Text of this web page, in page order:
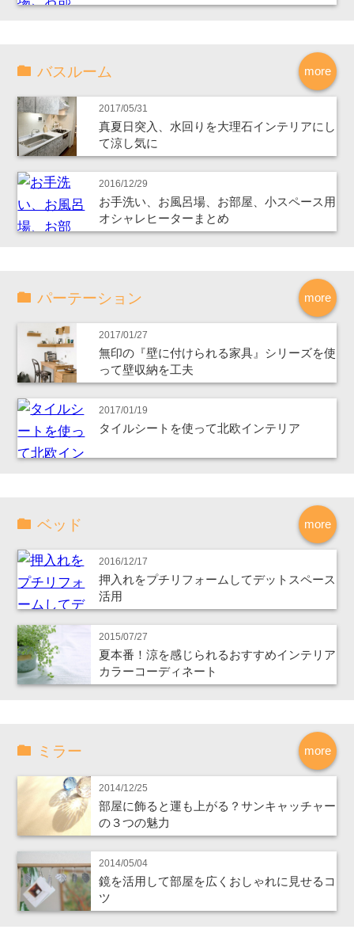
more
バスルーム
2017/05/31
真夏日突入、水回りを大理石インテリアにし
て涼し気に
2016/12/29
お手洗い、お風呂場、お部屋、小スペース用
オシャレヒーターまとめ
more
パーテーション
2017/01/27
無印の『壁に付けられる家具』シリーズを使
って壁収納を工夫
2017/01/19
タイルシートを使って北欧インテリア
more
ベッド
2016/12/17
押入れをプチリフォームしてデットスペース
活用
2015/07/27
夏本番！涼を感じられるおすすめインテリア
カラーコーディネート
more
ミラー
2014/12/25
部屋に飾ると運も上がる？サンキャッチャー
の３つの魅力
2014/05/04
鏡を活用して部屋を広くおしゃれに見せるコ
ツ